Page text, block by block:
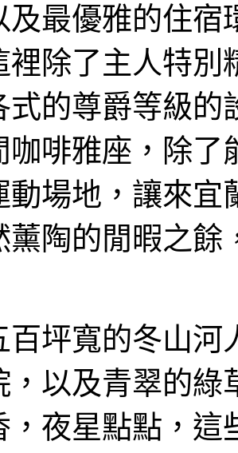
及最優雅的住宿
裡除了主人特
式的尊爵等級的
咖啡雅座，除了
動場地，讓來宜
薰陶的閒暇之餘
百坪寬的冬山河
，以及青翠的綠
，夜星點點，這